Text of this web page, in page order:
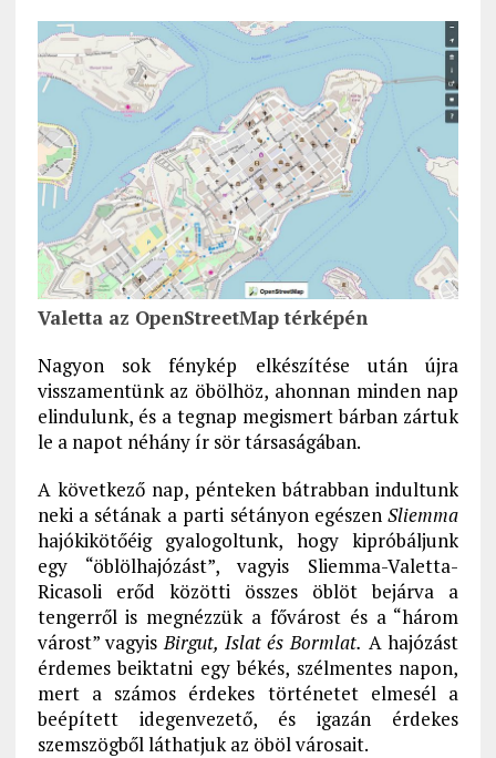
Valetta az OpenStreetMap térképén
Nagyon sok fénykép elkészítése után újra
visszamentünk az öbölhöz, ahonnan minden nap
elindulunk, és a tegnap megismert bárban zártuk
le a napot néhány ír sör társaságában.
A következő nap, pénteken bátrabban indultunk
neki a sétának a parti sétányon egészen Sliemma
hajókikötőéig gyalogoltunk, hogy kipróbáljunk
egy “öblölhajózást”, vagyis Sliemma-Valetta-
Ricasoli erőd közötti összes öblöt bejárva a
tengerről is megnézzük a fővárost és a “három
várost” vagyisBirgut, Islat és Bormlat. A hajózást
érdemes beiktatni egy békés, szélmentes napon,
mert a számos érdekes történetet elmesél a
beépített idegenvezető, és igazán érdekes
szemszögből láthatjuk az öböl városait.